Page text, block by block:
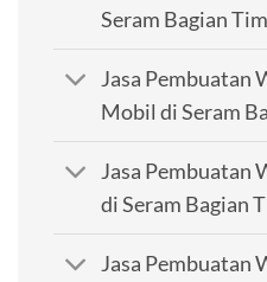
Seram Bagian
Jasa Pembuatan
Mobil di Seram
Jasa Pembuatan
di Seram Bagian
Jasa Pembuatan